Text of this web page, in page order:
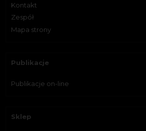
Kontakt
Zespół
Mapa strony
Publikacje
Publikacje on-line
Sklep